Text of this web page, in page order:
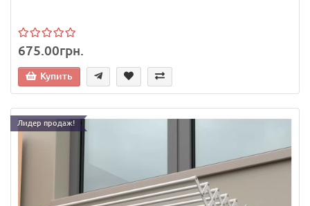
675.00грн.
Купить
Лидер продаж!